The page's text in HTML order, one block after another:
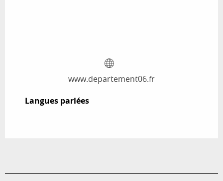
www.departement06.fr
Langues parlées
Langues parlées